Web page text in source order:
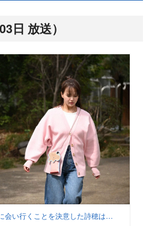
日 放送）
会い行くことを決意した詩穂は…